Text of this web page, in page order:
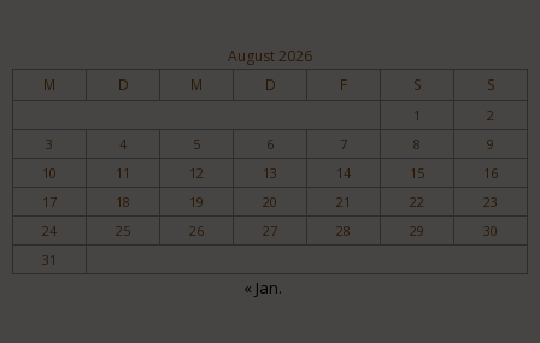
August 2026
M D M D F S S
1
2
3
4 5 6 7 8
9
10
11 12 13 14 15
16
17
18 19 20 21 22
23
24
25 26 27 28 29
30
31
« Jan.